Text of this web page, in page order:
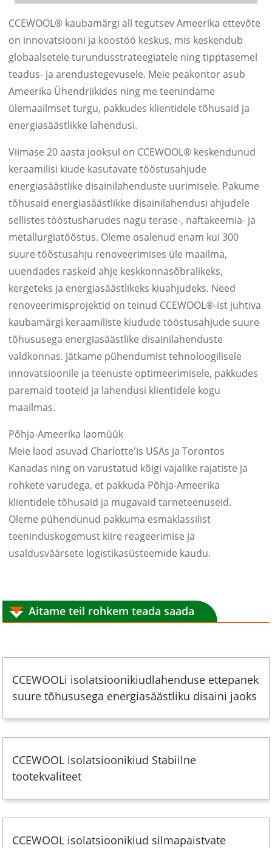
CCEWOOL® kaubamärgi all tegutsev Ameerika ettevõte
on innovatsiooni ja koostöö keskus, mis keskendub
globaalsetele turundusstrateegiatele ning tipptasemel
teadus- ja arendustegevusele. Meie peakontor asub
Ameerika Ühendriikides ning me teenindame
ülemaailmset turgu, pakkudes klientidele tõhusaid ja
energiasäästlikke lahendusi.
Viimase 20 aasta jooksul on CCEWOOL® keskendunud
keraamilisi kiude kasutavate tööstusahjude
energiasäästlike disainilahenduste uurimisele. Pakume
tõhusaid energiasäästlikke disainilahendusi ahjudele
sellistes tööstusharudes nagu terase-, naftakeemia- ja
metallurgiatööstus. Oleme osalenud enam kui 300
suure tööstusahju renoveerimises üle maailma,
uuendades raskeid ahje keskkonnasõbralikeks,
kergeteks ja energiasäästlikeks kiuahjudeks. Need
renoveerimisprojektid on teinud CCEWOOL®-ist juhtiva
kaubamärgi keraamiliste kiudude tööstusahjude suure
tõhususega energiasäästlike disainilahenduste
valdkonnas. Jätkame pühendumist tehnoloogilisele
innovatsioonile ja teenuste optimeerimisele, pakkudes
paremaid tooteid ja lahendusi klientidele kogu
maailmas.
Põhja-Ameerika laomüük
Meie laod asuvad Charlotte'is USAs ja Torontos
Kanadas ning on varustatud kõigi vajalike rajatiste ja
rohkete varudega, et pakkuda Põhja-Ameerika
klientidele tõhusaid ja mugavaid tarneteenuseid.
Oleme pühendunud pakkuma esmaklassilist
teeninduskogemust kiire reageerimise ja
usaldusväärsete logistikasüsteemide kaudu.
Aitame teil rohkem teada saada
CCEWOOLi isolatsioonikiudlahenduse ettepanek
suure tõhususega energiasäästliku disaini jaoks
CCEWOOL isolatsioonikiud Stabiilne
tootekvaliteet
CCEWOOL isolatsioonikiud silmapaistvate